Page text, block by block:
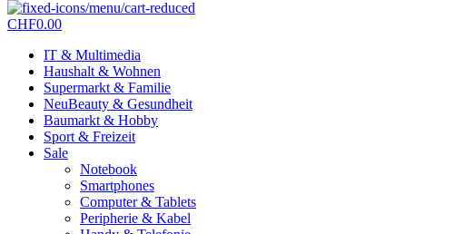
CHF0.00
IT & Multimedia
Haushalt & Wohnen
Supermarkt & Familie
NeuBeauty & Gesundheit
Baumarkt & Hobby
Sport & Freizeit
Sale
Notebook
Smartphones
Computer & Tablets
Peripherie & Kabel